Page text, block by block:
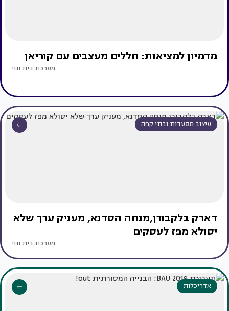
מדמיון למציאות: חללים מעצבים עם קוריאן
מערכת בית ונוי
עיצוב מסעדות ובתי קפה
דארק בלקבורן,מנחה הסדנא, מעניק ערך שלא
יסולא מפז לעסקים
מערכת בית ונוי
אדריכלות